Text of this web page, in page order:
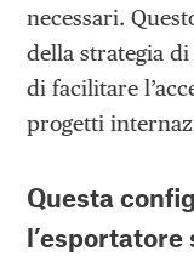
necessari.
della strategia
di facilitare
progetti
Questa
l’esportatore